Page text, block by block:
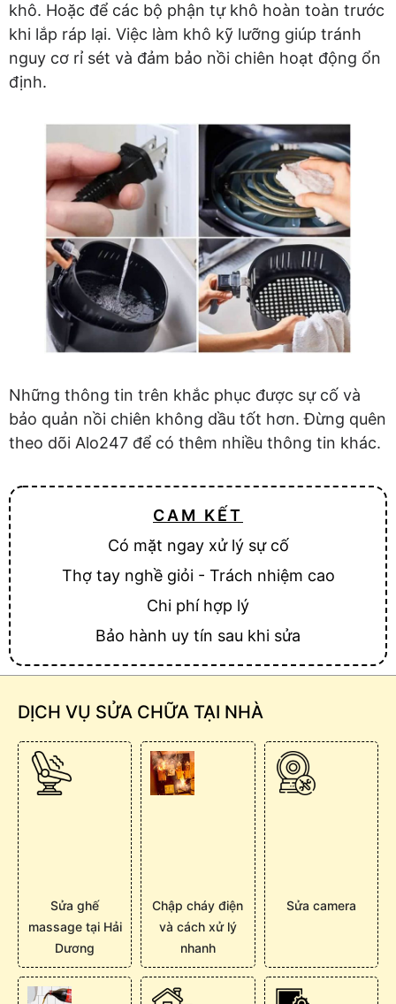
khô. Hoặc để các bộ phận tự khô hoàn toàn trước
khi lắp ráp lại. Việc làm khô kỹ lưỡng giúp tránh
nguy cơ rỉ sét và đảm bảo nồi chiên hoạt động ổn
định.
Những thông tin trên khắc phục được sự cố và
bảo quản nồi chiên không dầu tốt hơn. Đừng quên
theo dõi Alo247 để có thêm nhiều thông tin khác.
CAM KẾT
Có mặt ngay xử lý sự cố
Thợ tay nghề giỏi - Trách nhiệm cao
Chi phí hợp lý
Bảo hành uy tín sau khi sửa
DỊCH VỤ SỬA CHỮA TẠI NHÀ
Sửa ghế
massage tại Hải
Dương
Chập cháy điện
và cách xử lý
nhanh
Sửa camera